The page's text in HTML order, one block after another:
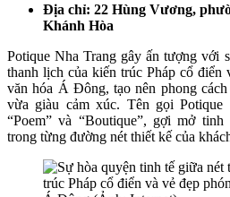
Địa chỉ: 22 Hùng Vương,
Khánh Hòa
Potique Nha Trang gây ấn tượng với
thanh lịch của kiến trúc Pháp cổ điển
văn hóa Á Đông, tạo nên phong
vừa giàu cảm xúc. Tên gọi
“Poem” và “Boutique”, gợi mở
trong từng đường nét thiết kế của